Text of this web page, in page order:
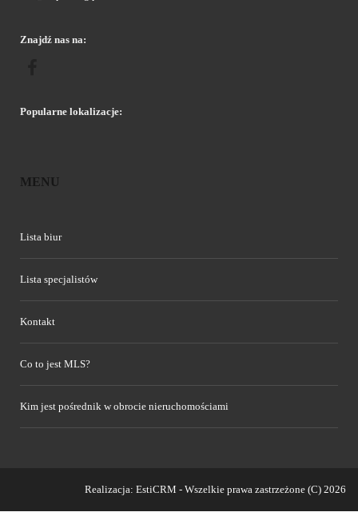
Znajdź nas na:
Popularne lokalizacje:
MENU
Lista biur
Lista specjalistów
Kontakt
Co to jest MLS?
Kim jest pośrednik w obrocie nieruchomościami
Realizacja: EstiCRM - Wszelkie prawa zastrzeżone (C) 2026